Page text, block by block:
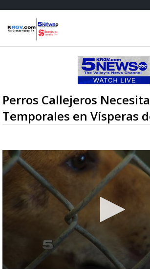
Perros Callejeros
Temporales en Vísperas